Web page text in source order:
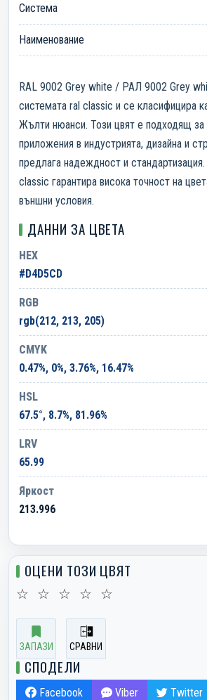
Система
Наименование
RAL 9002 Grey white / РАЛ 9002 Grey
системата ral classic и се класифицира
Жълти нюанси. Този цвят е подходящ за
приложения в индустрията, дизайна и
предлага надеждност и
classic гарантира висока точност на
външни условия.
ДАННИ ЗА ЦВЕТА
HEX
#D4D5CD
RGB
rgb(212, 213, 205)
CMYK
0.47%, 0%, 3.76%, 16.47%
HSL
67.5°, 8.7%, 81.96%
LRV
65.99
Яркост
213.996
ОЦЕНИ ТОЗИ ЦВЯТ
☆ ☆ ☆ ☆ ☆
ЗАПАЗИ СРАВНИ
СПОДЕЛИ
Facebook Viber Twitter